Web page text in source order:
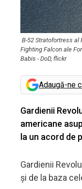
B-52 Stratofortress al
Fighting Falcon ale
Babis - DoD, flickr
Adaugă-ne
Gardienii
americane
la un acord de
Gardienii
şi de la baza